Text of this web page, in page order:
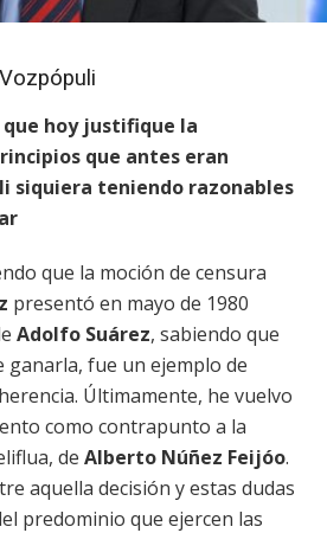
hoy justifique la
que antes eran
siquiera teniendo razonables
que la moción de censura
presentó en mayo de 1980
Adolfo Suárez, sabiendo que
ganarla, fue un ejemplo de
Últimamente, he vuelvo
como contrapunto a la
de Alberto Núñez Feijóo.
aquella decisión y estas dudas
predominio que ejercen las